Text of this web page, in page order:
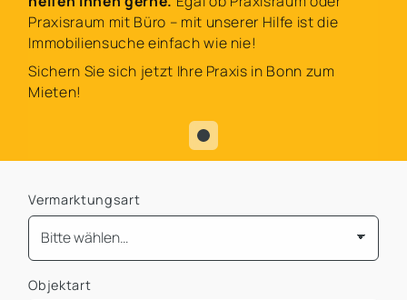
Praxisraum mit Büro – mit unserer Hilfe ist die
Immobiliensuche einfach wie nie!
Sichern Sie sich jetzt Ihre Praxis in Bonn zum
Mieten!
Vermarktungsart
Objektart